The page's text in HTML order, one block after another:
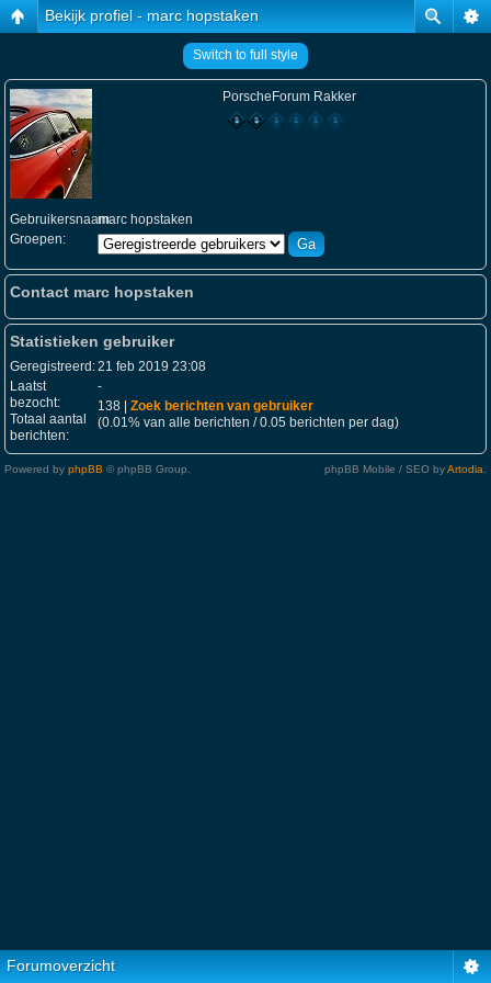
Bekijk profiel - marc hopstaken
Switch to full style
PorscheForum Rakker
Gebruikersnaam:
marc hopstaken
Groepen:
Contact marc hopstaken
Statistieken gebruiker
Geregistreerd:21 feb 2019 23:08
Laatst
bezocht:
-
Totaal aantal
berichten:
138 | Zoek berichten van gebruiker
(0.01% van alle berichten / 0.05 berichten per dag)
Powered by phpBB © phpBB Group. phpBB Mobile / SEO byArtodia
Forumoverzicht